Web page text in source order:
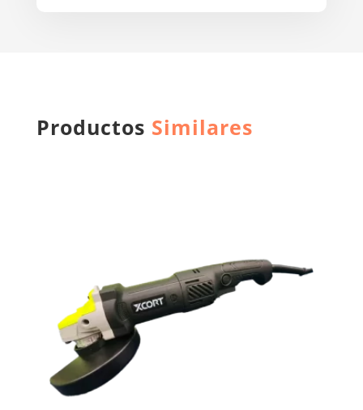
Productos Similares